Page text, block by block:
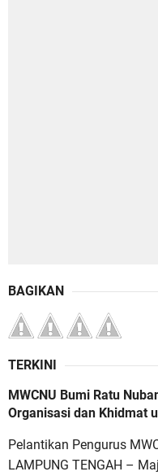
BAGIKAN
TERKINI
MWCNU Bumi Ratu
Organisasi dan Khidmat
Pelantikan Pengurus
LAMPUNG TENGAH –